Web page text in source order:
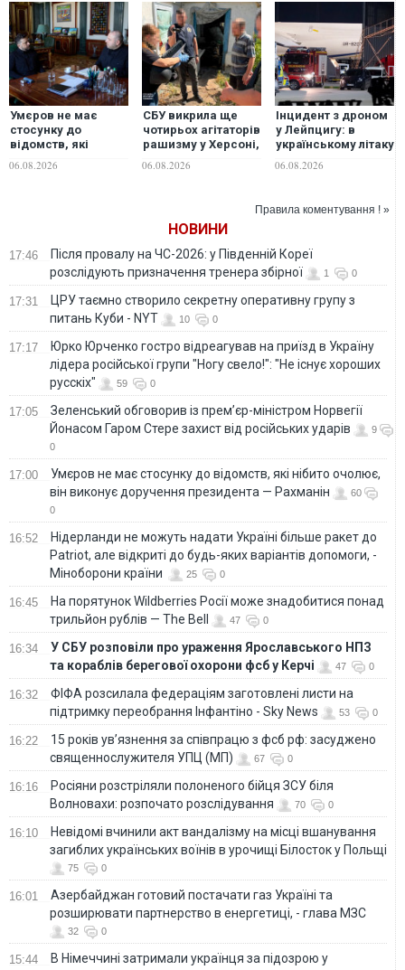
Умєров не має
стосунку до
відомств, які
виконує доручення
06.08.2026
СБУ викрила ще
чотирьох агітаторів
рашизму у Херсоні,
Сумщині
06.08.2026
Інцидент з дроном
у Лейпцигу: в
українському літаку
боєприпаси
06.08.2026
Правила коментування ! »
НОВИНИ
17:46
Після провалу на ЧС-2026: у Південній Кореї
розслідують призначення тренера збірної
1 0
17:31
ЦРУ таємно створило секретну оперативну групу з
питань Куби - NYT
10 0
17:17
Юрко Юрченко гостро відреагував на приїзд в Україну
лідера російської групи "Ногу свело!": "Не існує хороших
русскіх"
59 0
17:05
Зеленський обговорив із прем’єр-міністром Норвегії
Йонасом Гаром Стере захист від російських ударів
9
0
17:00
Умєров не має стосунку до відомств, які нібито очолює,
він виконує доручення президента — Рахманін
60
0
16:52
Нідерланди не можуть надати Україні більше ракет до
Patriot, але відкриті до будь-яких варіантів допомоги, -
Міноборони країни
25 0
16:45
На порятунок Wildberries Росії може знадобитися понад
трильйон рублів — The Bell
47 0
16:34
У СБУ розповіли про ураження Ярославського НПЗ
та кораблів берегової охорони фсб у Керчі
47 0
16:32
ФІФА розсилала федераціям заготовлені листи на
підтримку переобрання Інфантіно - Sky News
53 0
16:22
15 років ув’язнення за співпрацю з фсб рф: засуджено
священнослужителя УПЦ (МП)
67 0
16:16
Росіяни розстріляли полоненого бійця ЗСУ біля
Волновахи: розпочато розслідування
70 0
16:10
Невідомі вчинили акт вандалізму на місці вшанування
загиблих українських воїнів в урочищі Білосток у Польщі
75 0
16:01
Азербайджан готовий постачати газ Україні та
розширювати партнерство в енергетиці, - глава МЗС
32 0
15:44
В Німеччині затримали українця за підозрою у